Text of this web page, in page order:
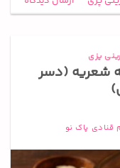
پزی
شعریه (دسر
قنادی پاک نو